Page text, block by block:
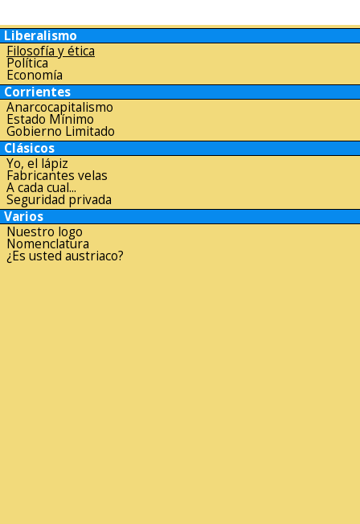
Liberalismo
Filosofía y ética
Política
Economía
Corrientes
Anarcocapitalismo
Estado Mínimo
Gobierno Limitado
Clásicos
Yo, el lápiz
Fabricantes velas
A cada cual...
Seguridad privada
Varios
Nuestro logo
Nomenclatura
¿Es usted austriaco?